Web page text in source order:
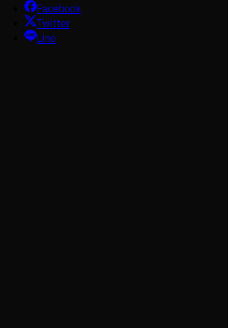
Facebook
Twitter
Line